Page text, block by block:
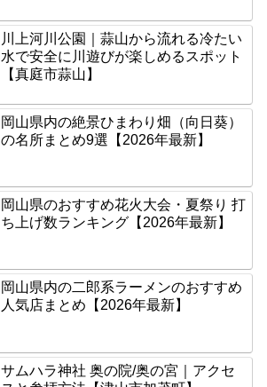
川上河川公園｜蒜山から流れる冷たい
水で安全に川遊びが楽しめるスポット
【真庭市蒜山】
岡山県内の絶景ひまわり畑（向日葵）
の名所まとめ9選【2026年最新】
岡山県のおすすめ花火大会・夏祭り 打
ち上げ数ランキング【2026年最新】
岡山県内の二郎系ラーメンのおすすめ
人気店まとめ【2026年最新】
サムハラ神社 奥の院/奥の宮｜アクセ